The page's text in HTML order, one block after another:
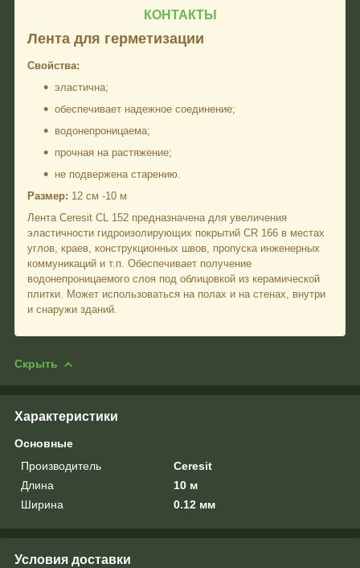
КОНТАКТЫ
Лента для герметизации
Свойства:
эластична;
обеспечивает надежное соединение;
водонепроницаема;
прочная на растяжение;
не подвержена старению.
Размер: 12 см -10 м
Лента Ceresit CL 152 предназначена для увеличения
эластичности гидроизолирующих покрытий CR 166 в местах
углов, краев, конструкционных швов, пропуска инженерных
коммуникаций и т.п. Обеспечивает получение
водонепроницаемого слоя под облицовкой из керамической
плитки. Может использоваться на полах и на стенах, внутри
и снаружи зданий.
Скрыть
Характеристики
Основные
Производитель
Ceresit
Длина
10 м
Ширина
0.12 мм
Условия доставки